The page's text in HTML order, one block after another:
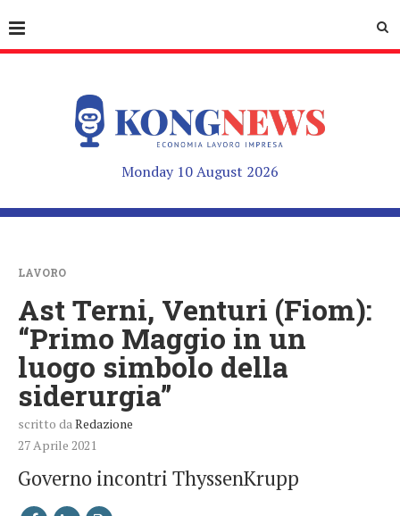
Monday 10 August 2026
LAVORO
Ast Terni, Venturi (Fiom):
“Primo Maggio in un
luogo simbolo della
siderurgia”
scritto da Redazione
27 Aprile 2021
Governo incontri ThyssenKrupp